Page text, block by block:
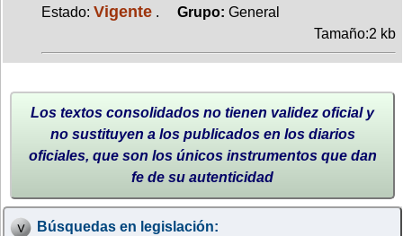
Estado: Vigente . Grupo: General
Tamaño:2 kb
Los textos consolidados no tienen validez oficial y
no sustituyen a los publicados en los diarios
oficiales, que son los únicos instrumentos que dan
fe de su autenticidad
Búsquedas en legislación: